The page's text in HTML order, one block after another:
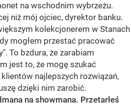
na wschodnim wybrzeżu.
niż mój ojciec, dyrektor banku.
kolekcjonerem w Stanach
mogłem przestać pracować
To bzdura, że zarabiam
jest to, że mogę szukać
najlepszych rozwiązań,
dzięki nim zarobić.
na showmana. Przetarłeś